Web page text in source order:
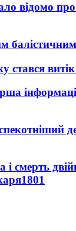
відомо
стався
смерть
1801